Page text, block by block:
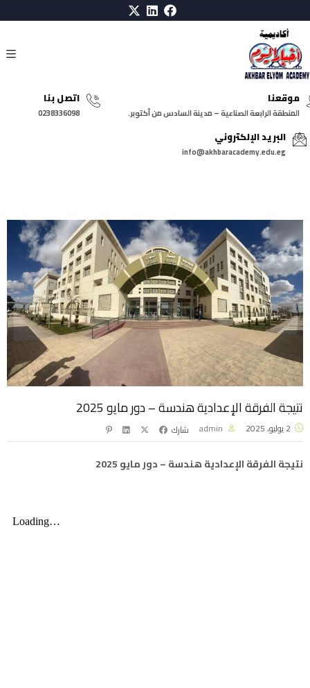
موقعنا
المنطقة الرابعة الصناعية – مدينة السادس من أكتوبر.
اتصل بنا
0238336098
البريد الإلكتروني
info@akhbaracademy.edu.eg
نتيجة الفرقة الإعدادية هندسة – دور مايو 2025
admin شارك
نتيجة الفرقة الإعدادية هندسة – دور مايو 2025